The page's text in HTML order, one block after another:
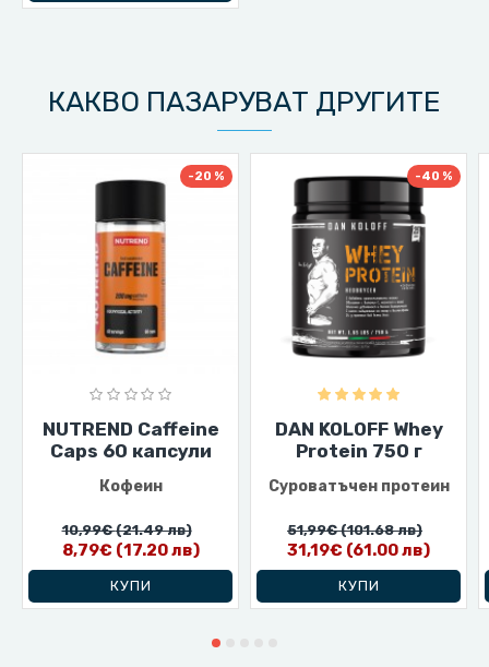
КАКВО ПАЗАРУВАТ ДРУГИТЕ
-20 %
NUTREND Caffeine
Caps 60 капсули
Кофеин
8,79€ (17.20 лв)
10,99€(21.49 лв)
КУПИ
-40 %
DAN KOLOFF Whey
Protein 750 г
Суроватъчен протеин
31,19€ (61.00 лв)
51,99€(101.68 лв)
КУПИ